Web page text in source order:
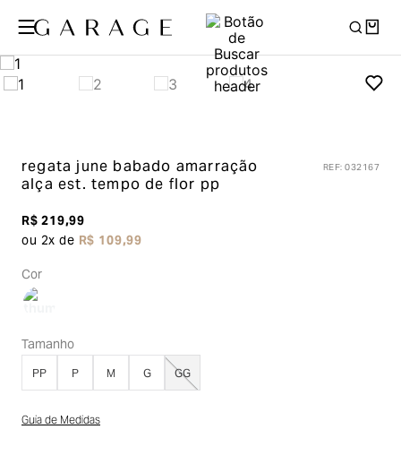
regata june babado amarração
alça est. tempo de flor pp
REF:032167
R$219,99
ou 2x de R$ 109,99
Cor
Tamanho
PP P M G GG
Guia de Medidas